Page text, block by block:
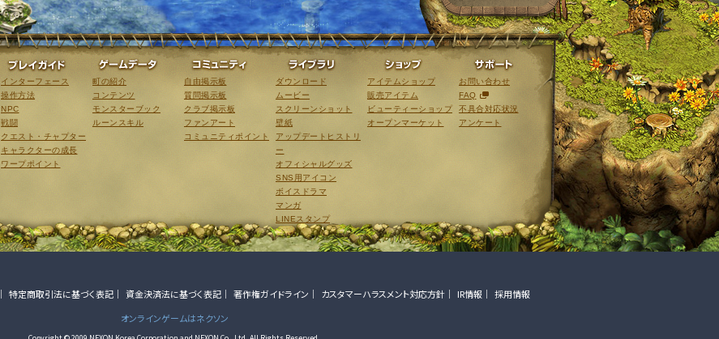
ゲーム紹介 プレイガイド
インターフェース
操作方法
NPC
戦闘
クエスト・チャプター
キャラクターの成長
ワープポイント
ゲームデータ
町の紹介
コンテンツ
モンスターブック
ルーンスキル
コミュニティ
自由掲示板
質問掲示板
クラブ掲示板
ファンアート
コミュニティポイント
ライブラリ
ダウンロード
ムービー
スクリーンショット
壁紙
アップデートヒストリ
ー
オフィシャルグッズ
SNS用アイコン
ボイスドラマ
マンガ
LINEスタンプ
ショップ
アイテムショップ
販売アイテム
ビューティーショップ
オープンマーケット
サポート
お問い合わせ
FAQ
不具合対応状況
アンケート
特定商取引法に基づく表記 資金決済法に基づく表記 著作権ガイドライン カスタマーハラスメント対応方針 IR情報
採用情報
オンラインゲームはネクソン